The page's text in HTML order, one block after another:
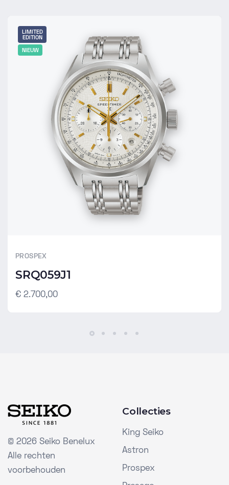
LIMITED
EDITION
NIEUW
PROSPEX
SRQ059J1
€ 2.700,00
© 2026 Seiko Benelux
Alle rechten
voorbehouden
Collecties
King Seiko
Astron
Prospex